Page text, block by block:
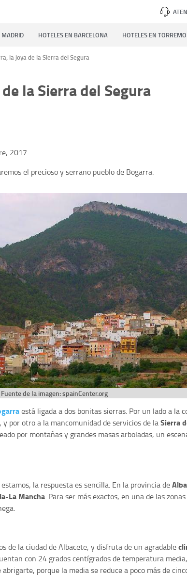
MADRID HOTELES EN BARCELONA HOTELES EN
la joya de la Sierra del Segura
la Sierra del Segura
2017
el precioso y serrano pueblo de Bogarra.
Fuente de la imagen: spainCenter.org
está ligada a dos bonitas sierras. Por un lado a la
por otro a la mancomunidad de servicios de laSierra
por montañas y grandes masas arboladas, un
la respuesta es sencilla. En la provincia de
La Mancha. Para ser más exactos, en una de las
de la ciudad de Albacete, y disfruta de un agradable
con 24 grados centígrados de temperatura media,
porque la media se reduce a poco más de